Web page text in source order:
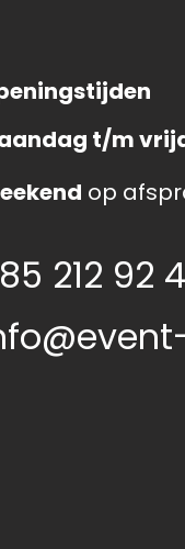
t/m
op
212 92